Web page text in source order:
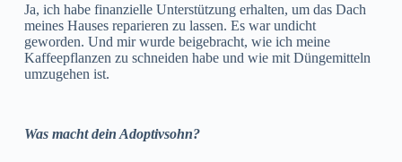
Ja, ich habe finanzielle Unterstützung erhalten, um das Dach
meines Hauses reparieren zu lassen. Es war undicht
geworden. Und mir wurde beigebracht, wie ich meine
Kaffeepflanzen zu schneiden habe und wie mit Düngemitteln
umzugehen ist.
Was macht dein Adoptivsohn?